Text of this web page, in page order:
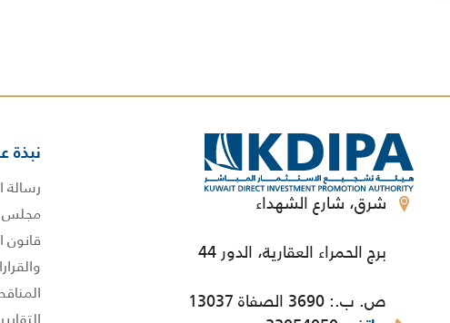
شرق، شارع الشهداء
برج الحمراء العقارية، الدور 44
ص. ب.: 3690 الصفاة 13037
نبذة
رسالة
مجلس
قانون